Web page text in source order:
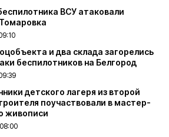
ВСУ атаковали
и два склада загорелись
беспилотников на Белгород
детского лагеря из второй
поучаствовали в мастер-
живописи